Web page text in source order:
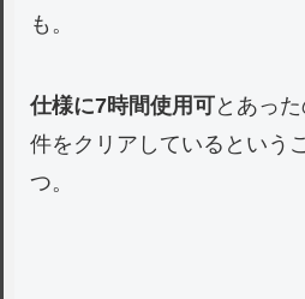
も。
仕様に7時間使用可とあっ
件をクリアしているという
つ。